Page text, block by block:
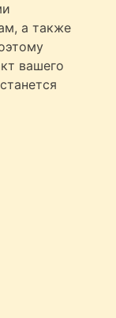
а также
вашего